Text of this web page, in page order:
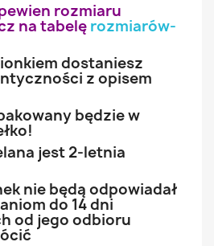
rozmiaru
na tabelę rozmiarów-
dostaniesz
z opisem
będzie w
jest 2-letnia
nie będą odpowiadał
do 14 dni
od jego odbioru